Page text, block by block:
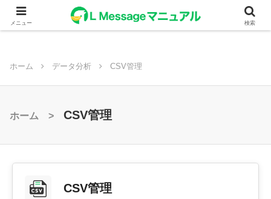
ホーム データ分析 CSV管理
ホーム > CSV管理
CSV管理
メニュー 検索